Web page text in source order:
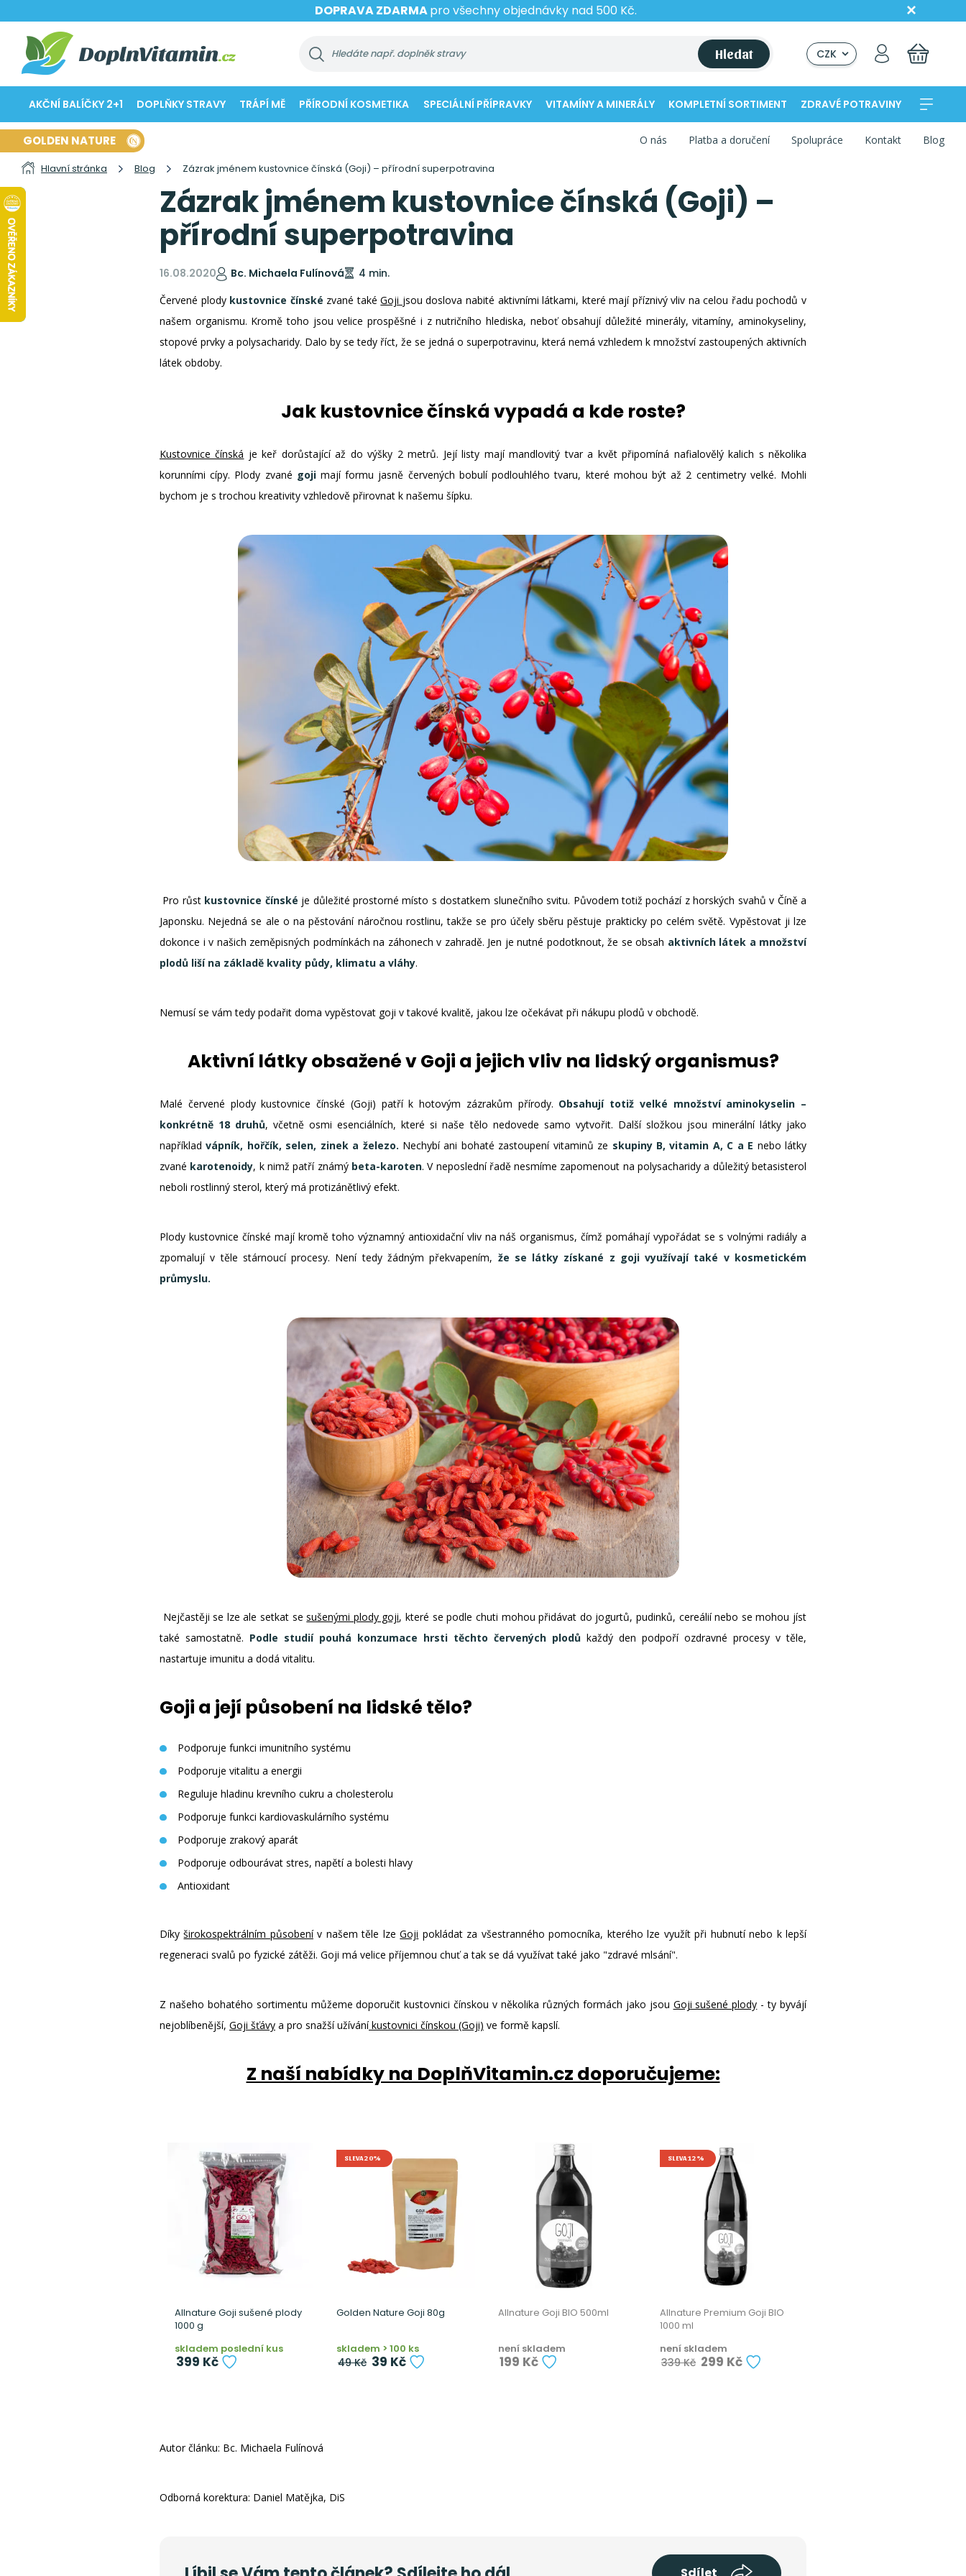
DOPRAVA ZDARMApro všechny objednávky nad 500 Kč.
Hledat CZK
AKČNÍ BALÍČKY 2+1 DOPLŇKY STRAVY TRÁPÍ MĚ PŘÍRODNÍ KOSMETIKA SPECIÁLNÍ PŘÍPRAVKY VITAMÍNY A MINERÁLY KOMPLETNÍ SORTIMENT ZDRAVÉ POTRAVINY
GOLDEN NATURE O nás Platba a doručení Spolupráce Kontakt Blog
Hlavní stránka Blog Zázrak jménem kustovnice čínská (Goji) – přírodní superpotravina
Zázrak jménem kustovnice čínská (Goji) –
přírodní superpotravina
16.08.2020 Bc. Michaela Fulínová 4 min.
Červené plody kustovnice čínské zvané takéGoji jsou doslova nabité aktivními látkami, které mají příznivý vliv na celou řadu pochodů v
našem organismu. Kromě toho jsou velice prospěšné i z nutričního hlediska, neboť obsahují důležité minerály, vitamíny, aminokyseliny,
stopové prvky a polysacharidy. Dalo by se tedy říct, že se jedná o superpotravinu, která nemá vzhledem k množství zastoupených aktivních
látek obdoby.
Jak kustovnice čínská vypadá a kde roste?
Kustovnice čínská je keř dorůstající až do výšky 2 metrů. Její listy mají mandlovitý tvar a květ připomíná nafialovělý kalich s několika
korunními cípy. Plody zvané gojimají formu jasně červených bobulí podlouhlého tvaru, které mohou být až 2 centimetry velké. Mohli
bychom je s trochou kreativity vzhledově přirovnat k našemu šípku.
Pro růst kustovnice čínské je důležité prostorné místo s dostatkem slunečního svitu. Původem totiž pochází z horských svahů v Číně a
Japonsku. Nejedná se ale o na pěstování náročnou rostlinu, takže se pro účely sběru pěstuje prakticky po celém světě. Vypěstovat ji lze
dokonce i v našich zeměpisných podmínkách na záhonech v zahradě. Jen je nutné podotknout, že se obsah aktivních látek a množství
plodů liší na základě kvality půdy, klimatu a vláhy.
Nemusí se vám tedy podařit doma vypěstovat goji v takové kvalitě, jakou lze očekávat při nákupu plodů v obchodě.
Aktivní látky obsažené v Goji a jejich vliv na lidský organismus?
Malé červené plody kustovnice čínské (Goji) patří k hotovým zázrakům přírody. Obsahují totiž velké množství aminokyselin –
konkrétně 18 druhů, včetně osmi esenciálních, které si naše tělo nedovede samo vytvořit. Další složkou jsou minerální látky jako
například vápník, hořčík, selen, zinek a železo. Nechybí ani bohaté zastoupení vitaminů ze skupiny B, vitamin A, C a E nebo látky
zvané karotenoidy, k nimž patří známý beta-karoten. V neposlední řadě nesmíme zapomenout na polysacharidy a důležitý betasisterol
neboli rostlinný sterol, který má protizánětlivý efekt.
Plody kustovnice čínské mají kromě toho významný antioxidační vliv na náš organismus, čímž pomáhají vypořádat se s volnými radiály a
zpomalují v těle stárnoucí procesy. Není tedy žádným překvapením, že se látky získané z goji využívají také v kosmetickém
průmyslu.
Nejčastěji se lze ale setkat sesušenými plody goji, které se podle chuti mohou přidávat do jogurtů, pudinků, cereálií nebo se mohou jíst
také samostatně. Podle studií pouhá konzumace hrsti těchto červených plodů každý den podpoří ozdravné procesy v těle,
nastartuje imunitu a dodá vitalitu.
Goji a její působení na lidské tělo?
Podporuje funkci imunitního systému
Podporuje vitalitu a energii
Reguluje hladinu krevního cukru a cholesterolu
Podporuje funkci kardiovaskulárního systému
Podporuje zrakový aparát
Podporuje odbourávat stres, napětí a bolesti hlavy
Antioxidant
Díkyširokospektrálním působenív našem těle lzeGoji pokládat za všestranného pomocníka, kterého lze využít při hubnutí nebo k lepší
regeneraci svalů po fyzické zátěži. Goji má velice příjemnou chuť a tak se dá využívat také jako "zdravé mlsání".
Z našeho bohatého sortimentu můžeme doporučit kustovnici čínskou v několika různých formách jako jsou Goji sušené plody - ty byvájí
nejoblíbenější, Goji šťávy a pro snažší užíváníkustovnici čínskou (Goji) ve formě kapslí.
Z naší nabídky na DoplňVitamin.cz doporučujeme:
Allnature Goji sušené plody
1000 g
skladem poslední kus
399 Kč
SLEVA 20%
Golden Nature Goji 80g
skladem > 100 ks
49 Kč 39 Kč
Allnature Goji BIO 500ml
není skladem
199 Kč
SLEVA 12%
Allnature Premium Goji BIO
1000 ml
není skladem
339 Kč 299 Kč
Autor článku: Bc. Michaela Fulínová
Odborná korektura: Daniel Matějka, DiS